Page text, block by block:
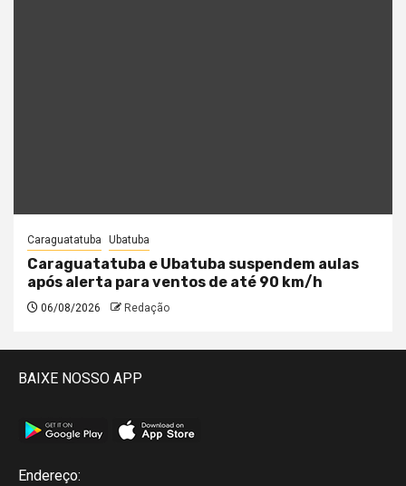
Caraguatatuba Ubatuba
Caraguatatuba e Ubatuba suspendem aulas
após alerta para ventos de até 90 km/h
06/08/2026 Redação
BAIXE NOSSO APP
Endereço: